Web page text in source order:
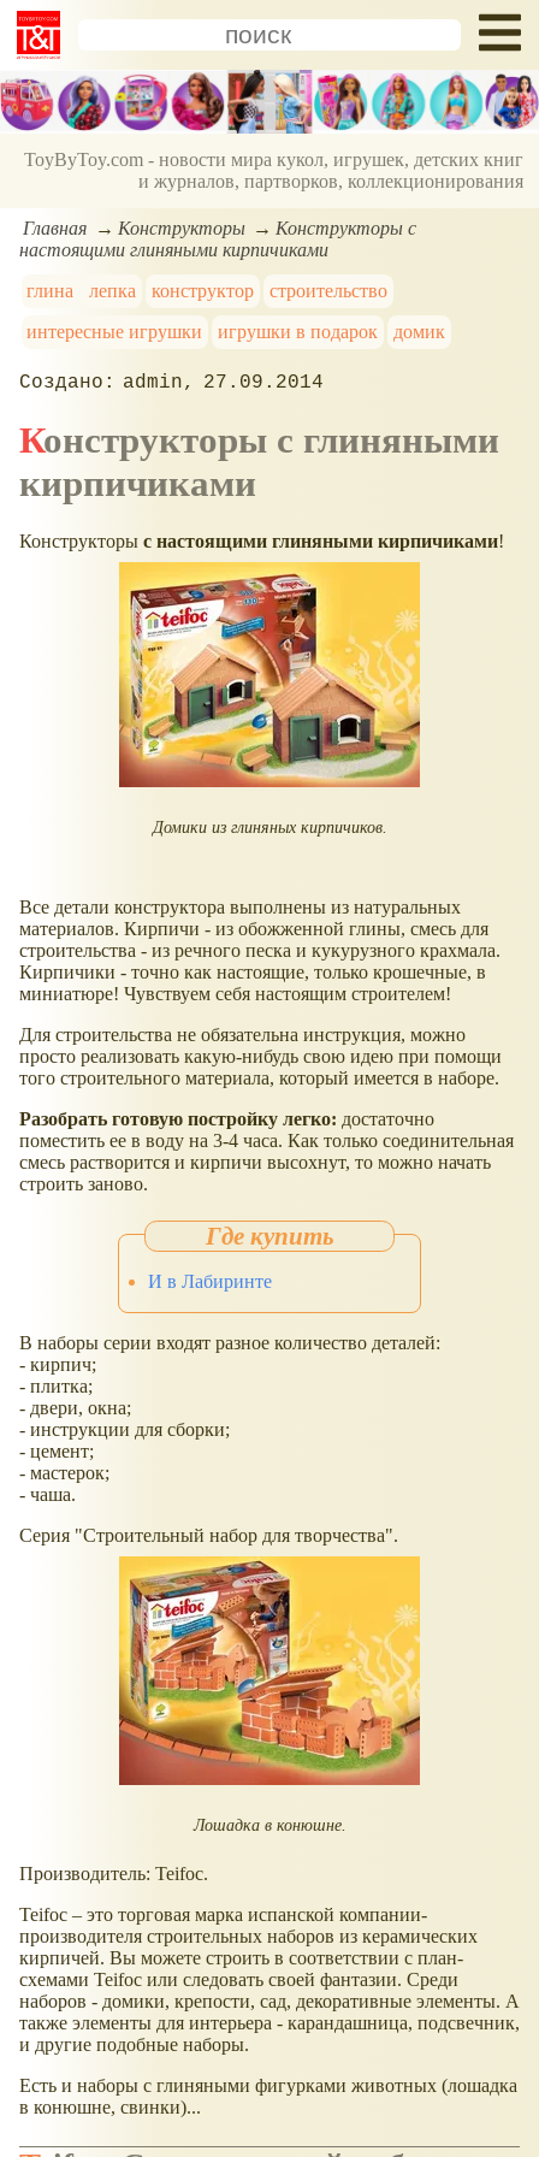
ToyByToy.com - новости мира кукол, игрушек, детских книг
и журналов, партворков, коллекционирования
Главная Конструкторы
Конструкторы с
настоящими глиняными кирпичиками
глина
лепка конструктор
строительство
интересные игрушки
игрушки в подарок домик
admin 27.09.2014
Конструкторы с глиняными
кирпичиками
Конструкторы с настоящими глиняными кирпичиками!
Домики из глиняных кирпичиков.
Все детали конструктора выполнены из натуральных
материалов. Кирпичи - из обожженной глины, смесь для
строительства - из речного песка и кукурузного крахмала.
Кирпичики - точно как настоящие, только крошечные, в
миниатюре! Чувствуем себя настоящим строителем!
Для строительства не обязательна инструкция, можно
просто реализовать какую-нибудь свою идею при помощи
того строительного материала, который имеется в наборе.
Разобрать готовую постройку легко: достаточно
поместить ее в воду на 3-4 часа. Как только соединительная
смесь растворится и кирпичи высохнут, то можно начать
строить заново.
И в Лабиринте
В наборы серии входят разное количество деталей:
- кирпич;
- плитка;
- двери, окна;
- инструкции для сборки;
- цемент;
- мастерок;
- чаша.
Серия "Строительный набор для творчества".
Лошадка в конюшне.
Производитель: Teifoc.
Teifoc – это торговая марка испанской компании-
производителя строительных наборов из керамических
кирпичей. Вы можете строить в соответствии с план-
схемами Teifoc или следовать своей фантазии. Среди
наборов - домики, крепости, сад, декоративные элементы. А
также элементы для интерьера - карандашница, подсвечник,
и другие подобные наборы.
Есть и наборы с глиняными фигурками животных (лошадка
в конюшне, свинки)...